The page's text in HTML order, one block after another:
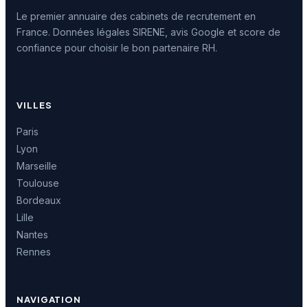
Le premier annuaire des cabinets de recrutement en
France. Données légales SIRENE, avis Google et score de
confiance pour choisir le bon partenaire RH.
VILLES
Paris
Lyon
Marseille
Toulouse
Bordeaux
Lille
Nantes
Rennes
NAVIGATION